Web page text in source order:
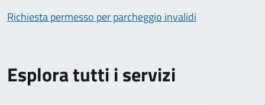
Esplora tutti i servizi
Richiesta permesso per parcheggio invalidi